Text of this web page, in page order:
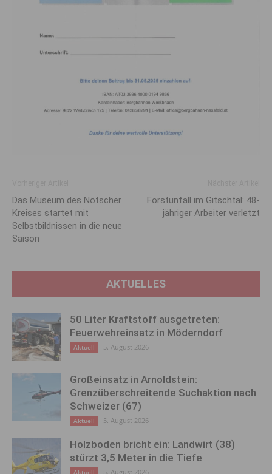
Das Museum des Nötscher
Kreises startet mit
Selbstbildnissen in die neue
Saison
Forstunfall im Gitschtal: 48-
jähriger Arbeiter verletzt
AKTUELLES
50 Liter Kraftstoff ausgetreten:
Feuerwehreinsatz in Möderndorf
Aktuell 5. August 2026
Großeinsatz in Arnoldstein:
Grenzüberschreitende Suchaktion nach
Schweizer (67)
Aktuell 5. August 2026
Holzboden bricht ein: Landwirt (38)
stürzt 3,5 Meter in die Tiefe
Aktuell 5. August 2026